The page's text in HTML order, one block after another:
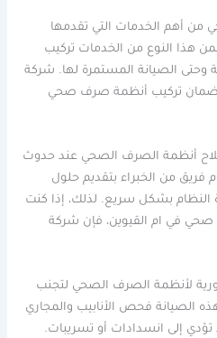
أهم الخدمات التي تقدمها
هذا النوع من الخدمات تركيب
وحتى الصيانة المستمرة لها. شركة
لضمان تركيب أنظمة صرف صحي
أنظمة الصرف الصحي عند حدوث
فريق من الخبراء بتقديم حلول
بشكل سريع. لذلك، إذا كنت
في ام القيوين، فإن شركة
لأنظمة الصرف الصحي لتجنب
الصيانة فحص الأنابيب والمجاري
إلى انسدادات أو تسريبات.